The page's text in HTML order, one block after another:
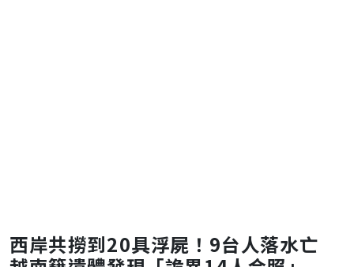
西岸共撈到20具浮屍！9台人落水亡